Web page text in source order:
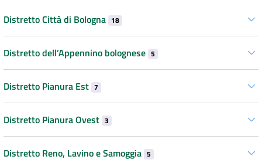
Distretto Città di Bologna 18
Distretto dell’Appennino bolognese 5
Distretto Pianura Est 7
Distretto Pianura Ovest 3
Distretto Reno, Lavino e Samoggia 5